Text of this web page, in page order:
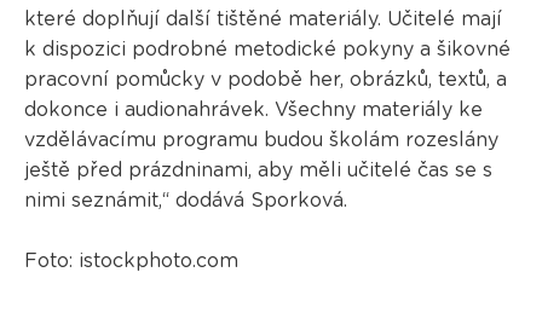
které doplňují další tištěné materiály. Učitelé mají
k dispozici podrobné metodické pokyny a šikovné
pracovní pomůcky v podobě her, obrázků, textů, a
dokonce i audionahrávek. Všechny materiály ke
vzdělávacímu programu budou školám rozeslány
ještě před prázdninami, aby měli učitelé čas se s
nimi seznámit,“ dodává Sporková.
Foto: istockphoto.com